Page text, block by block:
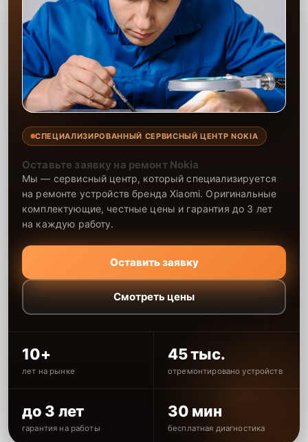
СПЕЦИАЛИЗИРОВАННЫЙ СЕРВИСНЫЙ ЦЕНТР NOKIA
Оставьте заявку на ремонт Nokia
Мы — сервисный центр, который специализируется
на ремонте устройств бренда Xiaomi. Оригинальные
комплектующие, честные цены и гарантия до 3 лет
на каждую работу.
Оставить заявку
Смотреть цены
10+
лет на рынке
45 тыс.
отремонтировано устройств
до 3 лет
гарантия на работы
30 мин
бесплатная диагностика